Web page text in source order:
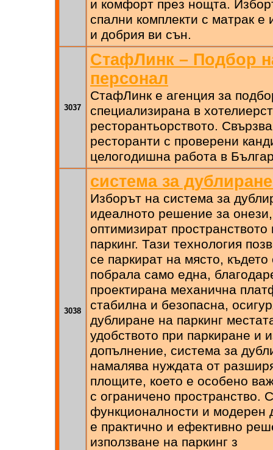
и комфорт през нощта.
спални комплекти с матрак е
и добрия ви сън.
3037
СтафЛинк – Подбор
персонал
СтафЛинк е агенция за
специализирана в
ресторантьорството.
ресторанти с проверени
целогодишна работа в
3038
система за
Изборът на система за
идеалното решение за
оптимизират
паркинг. Тази технология
се паркират на място,
побрала само една,
проектирана механична
стабилна и безопасна,
дублиране на паркинг
удобството при паркиране и
допълнение, система за
намалява нуждата от
площите, което е особено
с ограничено пространство.
функционалности и модерен
е практично и ефективно
използване на паркинг з